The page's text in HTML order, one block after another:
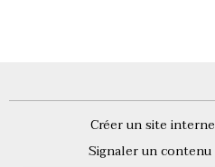
entertainment — and this
everything you need to know.
Créer un site
Signaler un